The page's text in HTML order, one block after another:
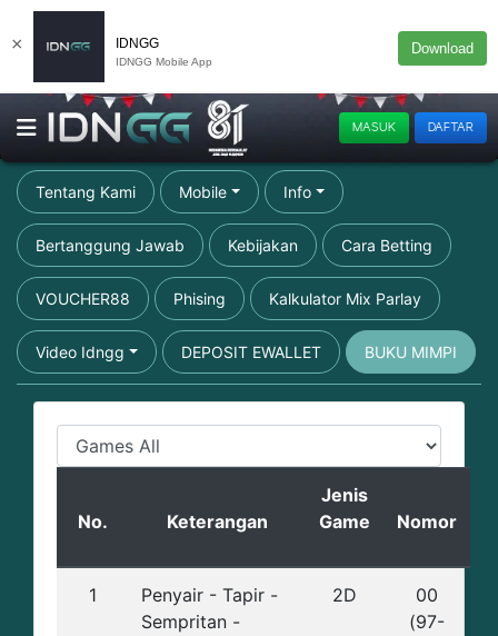
IDNGG
IDNGG Mobile App
Download
×
MASUK DAFTAR
Tentang Kami Mobile Info
Bertanggung Jawab Kebijakan Cara Betting
VOUCHER88 Phising Kalkulator Mix Parlay
Video Idngg DEPOSIT EWALLET BUKU MIMPI
No. Keterangan
Jenis
Game
Nomor
1
Penyair - Tapir -
Sempritan -
2D
00
(97-